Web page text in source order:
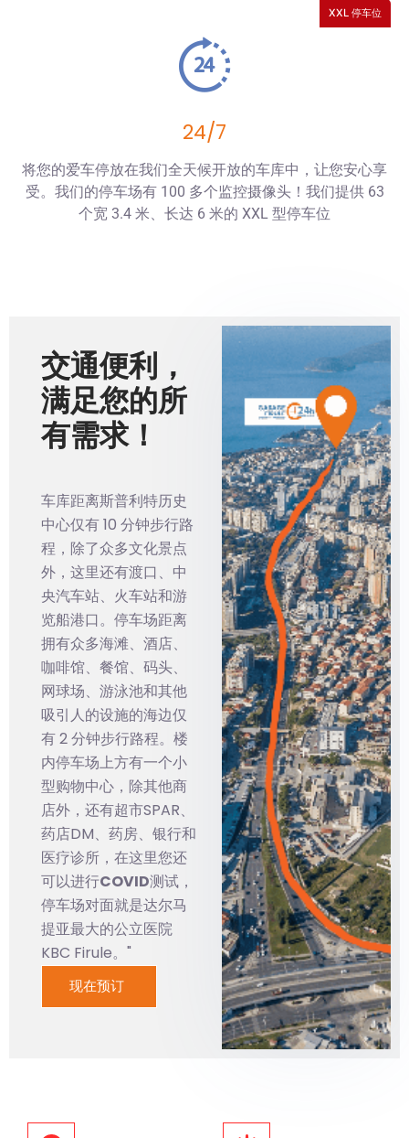
24/7
将您的爱车停放在我们全天候开放的车库中，让您安心享
受。我们的停车场有 100 多个监控摄像头！我们提供 63
个宽 3.4 米、长达 6 米的 XXL 型停车位
XXL 停车位
交通便利，
满足您的所
有需求！
车库距离斯普利特历史
中心仅有 10 分钟步行路
程，除了众多文化景点
外，这里还有渡口、中
央汽车站、火车站和游
览船港口。停车场距离
拥有众多海滩、酒店、
咖啡馆、餐馆、码头、
网球场、游泳池和其他
吸引人的设施的海边仅
有 2 分钟步行路程。楼
内停车场上方有一个小
型购物中心，除其他商
店外，还有超市SPAR、
药店DM、药房、银行和
医疗诊所，在这里您还
可以进行COVID测试，
停车场对面就是达尔马
提亚最大的公立医院
KBC Firule。"
现在预订